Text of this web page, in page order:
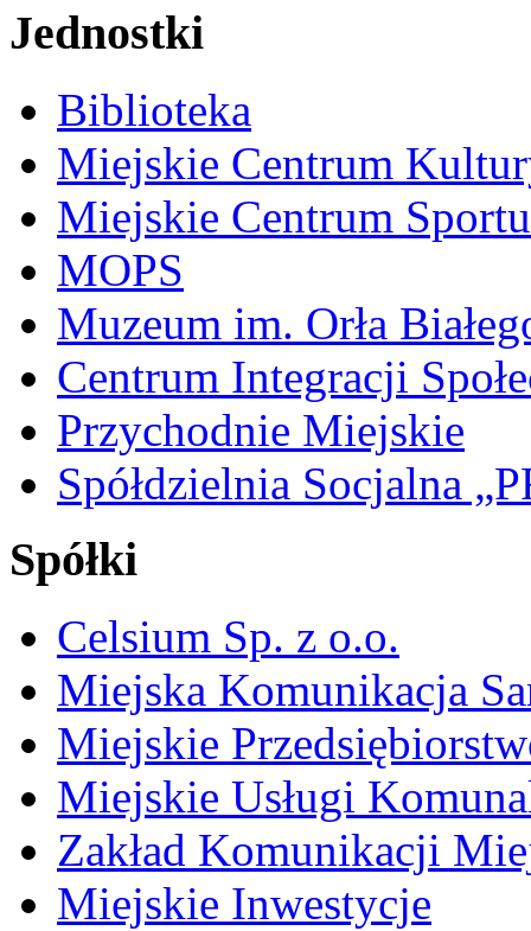
Jednostki
Biblioteka
Miejskie Centrum
Miejskie Centrum
MOPS
Muzeum im. Orła
Centrum Integracji
Przychodnie Miejskie
Spółdzielnia Socjalna
Spółki
Celsium Sp. z o.o.
Miejska Komunikacja
Miejskie
Miejskie Usługi
Zakład Komunikacji
Miejskie Inwestycje